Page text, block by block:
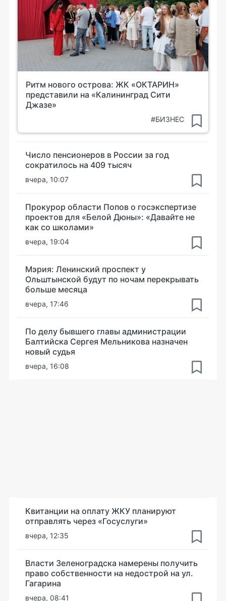
Ритм нового острова: ЖК «ОКТАРИН»
представили на «Калининград Сити
Джазе»
#БИЗНЕС
Число пенсионеров в России за год
сократилось на 409 тысяч
вчера, 10:07
Прокурор области Попов о госэкспертизе
проектов для «Белой Дюны»: «Давайте не
как со школами»
вчера, 19:04
Мэрия: Ленинский проспект у
Ольштынской будут по ночам перекрывать
больше месяца
вчера, 17:46
По делу бывшего главы администрации
Балтийска Сергея Мельникова назначен
новый судья
вчера, 16:08
Квитанции на оплату ЖКУ планируют
отправлять через «Госуслуги»
вчера, 12:35
Власти Зеленоградска намерены получить
право собственности на недострой на ул.
Гагарина
вчера, 08:41